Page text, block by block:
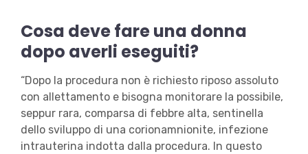
Cosa deve fare una donna
dopo averli eseguiti?
“Dopo la procedura non è richiesto riposo assoluto
con allettamento e bisogna monitorare la possibile,
seppur rara, comparsa di febbre alta, sentinella
dello sviluppo di una corionamnionite, infezione
intrauterina indotta dalla procedura. In questo